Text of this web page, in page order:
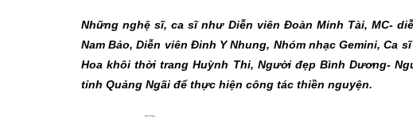
Những nghệ sĩ, ca sĩ như Diễn viên Đoàn Minh Tài, MC-
Nam Bảo, Diễn viên Đinh Y Nhung, Nhóm nhạc Gemini, Ca
Hoa khôi thời trang Huỳnh Thi, Người đẹp Bình Dương-
tỉnh Quảng Ngãi để thực hiện công tác thiền nguyện.